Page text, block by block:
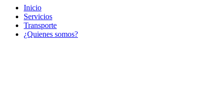
contenido
Inicio
Servicios
Transporte
¿Quienes somos?